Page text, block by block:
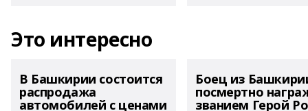
Это интересно
В Башкирии состоится
распродажа
автомобилей с ценами
Боец из
посмертно
званием Герой